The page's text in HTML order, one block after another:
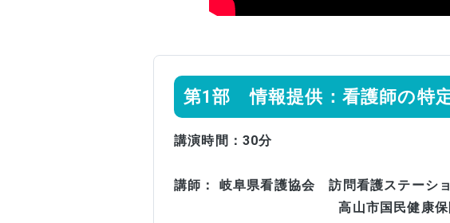
第1部 情報提供：看護師の特
講演時間：30分
講師： 岐阜県看護協会 訪問看護ス
高山市国民健康保険高根